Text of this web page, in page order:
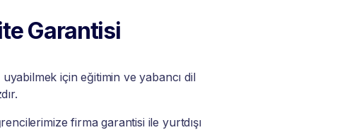
Garantisi
uyabilmek için eğitimin ve yabancı dil
firma garantisi ile yurtdışı